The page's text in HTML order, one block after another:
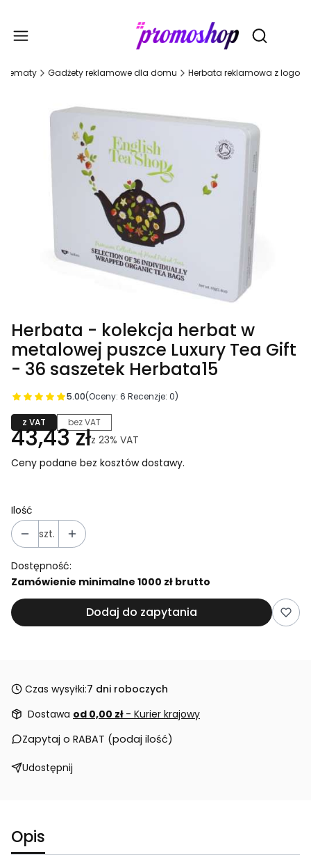
Otwórz
Tematy Gadżety reklamowe dla domu Herbata reklamowa z logo
Herbata - kolekcja herbat w
metalowej puszce Luxury Tea Gift
- 36 saszetek Herbata15
5.00(Oceny: 6 Recenzje: 0)
z VAT bez VAT
43,43 złz 23% VAT
Ceny podane bez kosztów dostawy.
Ilość
szt.
Dostępność:
Zamówienie minimalne 1000 zł brutto
Dodaj do zapytania
Czas wysyłki:7 dni roboczych
Dostawa od 0,00 zł - Kurier krajowy
Zapytaj o RABAT (podaj ilość)
Udostępnij
Opis